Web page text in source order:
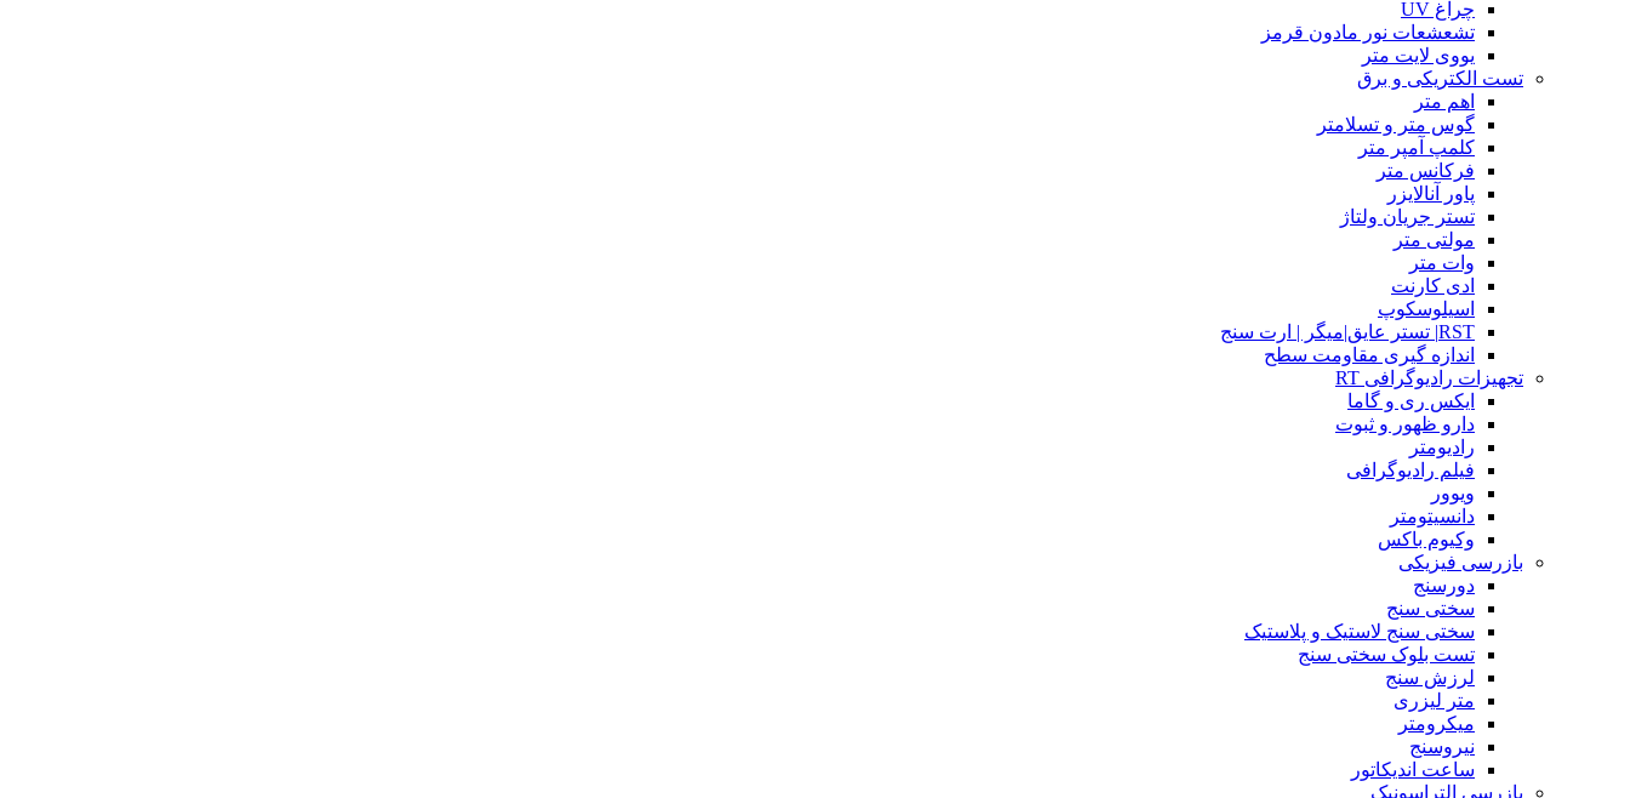
چراغ UV
تشعشعات نور مادون قرمز
یووی لایت متر
تست الکتریکی و برق
اهم متر
گوس متر و تسلامتر
کلمپ آمپر متر
فرکانس متر
پاور آنالایزر
تستر جریان ولتاژ
مولتی متر
وات متر
ادی کارنت
اسیلوسکوپ
RST| تستر عایق|میگر | ارت سنج
اندازه گیری مقاومت سطح
تجهیزات رادیوگرافی RT
ایکس ری و گاما
دارو ظهور و ثبوت
رادیومتر
فیلم رادیوگرافی
ویوور
دانسیتومتر
وکیوم باکس
بازرسی فیزیکی
دورسنج
سختی سنج
سختی سنج لاستیک و پلاستیک
تست بلوک سختی سنج
لرزش سنج
متر لیزری
میکرومتر
نیروسنج
ساعت اندیکاتور
بازرسی التراسونیک